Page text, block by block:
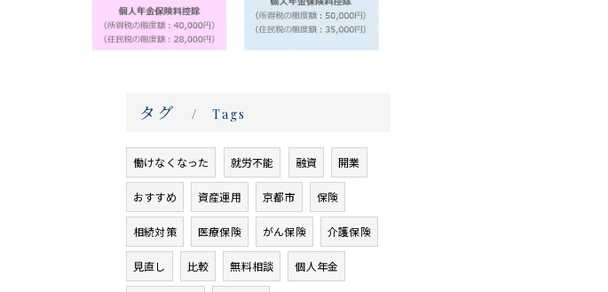
タグ Tags
働けなくなった 就労不能 融資 開業
おすすめ 資産運用 京都市 保険
相続対策 医療保険 がん保険 介護保険
見直し 比較 無料相談 個人年金